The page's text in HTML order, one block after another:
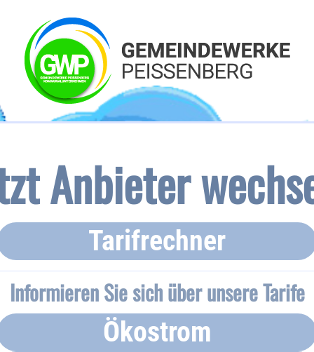
Anbieter
Tarifrechner
Informieren Sie sich über unsere Tarife
Ökostrom